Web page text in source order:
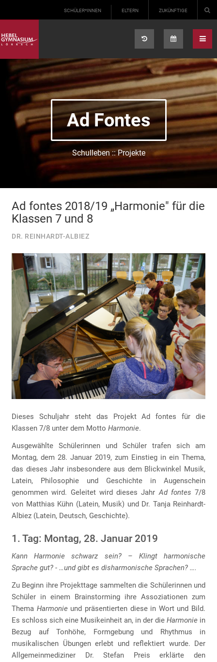
SCHÜLER*INNEN ELTERN ZUKÜNFTIGE
Ad Fontes
Schulleben :: Projekte
Ad fontes 2018/19 „Harmonie" für die
Klassen 7 und 8
DR. REINHARDT-ALBIEZ
Dieses Schuljahr steht das Projekt Ad fontes für die
Klassen 7/8 unter dem Motto Harmonie.
Ausgewählte Schülerinnen und Schüler trafen sich am
Montag, dem 28. Januar 2019, zum Einstieg in ein Thema,
das dieses Jahr insbesondere aus dem Blickwinkel Musik,
Latein, Philosophie und Geschichte in Augenschein
genommen wird. Geleitet wird dieses JahrAd fontes 7/8
von Matthias Kühn (Latein, Musik) und Dr. Tanja Reinhardt-
Albiez (Latein, Deutsch, Geschichte).
1. Tag: Montag, 28. Januar 2019
Kann Harmonie schwarz sein? – Klingt harmonische
Sprache gut? - …und gibt es disharmonische Sprachen? ….
Zu Beginn ihre Projekttage sammelten die Schülerinnen und
Schüler in einem Brainstorming ihre Assoziationen zum
Thema Harmonieund präsentierten diese in Wort und Bild.
Es schloss sich eine Musikeinheit an, in der die Harmonie in
Bezug auf Tonhöhe, Formgebung und Rhythmus in
musikalischen Übungen erlebt und reflektiert wurde. Der
Allgemeinmediziner Dr. Stefan Preis erklärte den